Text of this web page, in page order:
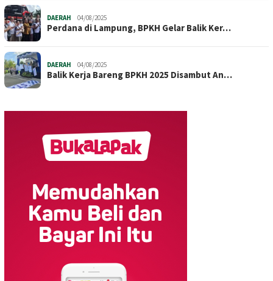
DAERAH 04/08/2025
Perdana di Lampung, BPKH Gelar Balik Ker…
DAERAH 04/08/2025
Balik Kerja Bareng BPKH 2025 Disambut An…